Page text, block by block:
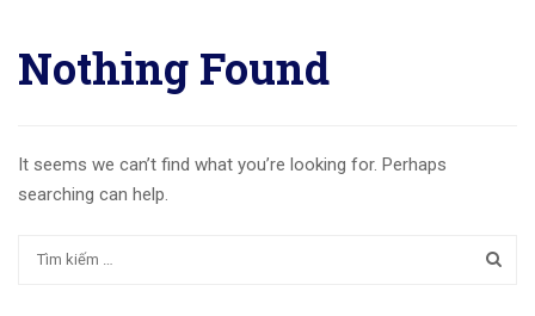
Nothing Found
It seems we can’t find what you’re looking for. Perhaps
searching can help.